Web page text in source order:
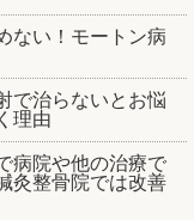
ない！モートン病
で治らないとお悩
理由
病院や他の治療で
灸整骨院では改善